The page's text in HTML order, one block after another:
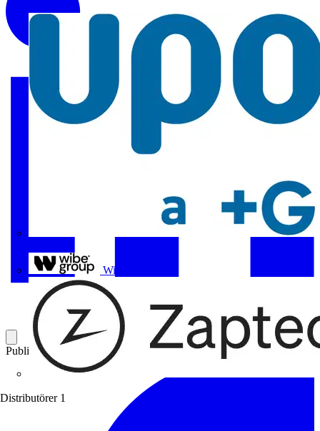
Wibe Group
Distributörer 1
Publicerad: 20 mars 2023 Kategori: Branschnyheter